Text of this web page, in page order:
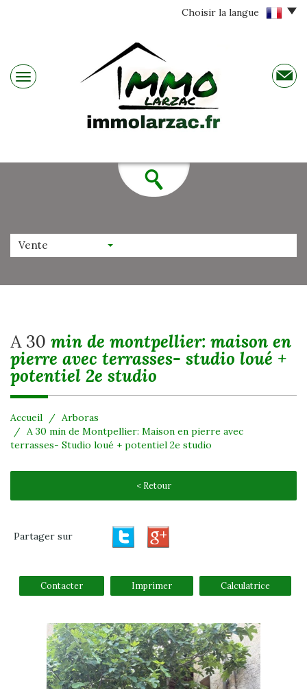
Choisir la langue
Vente
a 30 min de montpellier: maison en
pierre avec terrasses- studio loué +
potentiel 2e studio
Accueil
Arboras
A 30 min de Montpellier: Maison en pierre avec
terrasses- Studio loué + potentiel 2e studio
< Retour
Partager sur
Contacter Imprimer Calculatrice